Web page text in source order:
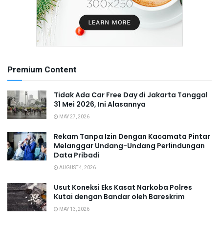
Premium Content
Tidak Ada Car Free Day di Jakarta Tanggal
31 Mei 2026, Ini Alasannya
MAY 27, 2026
Rekam Tanpa Izin Dengan Kacamata Pintar
Melanggar Undang-Undang Perlindungan
Data Pribadi
AUGUST 4, 2026
Usut Koneksi Eks Kasat Narkoba Polres
Kutai dengan Bandar oleh Bareskrim
MAY 13, 2026